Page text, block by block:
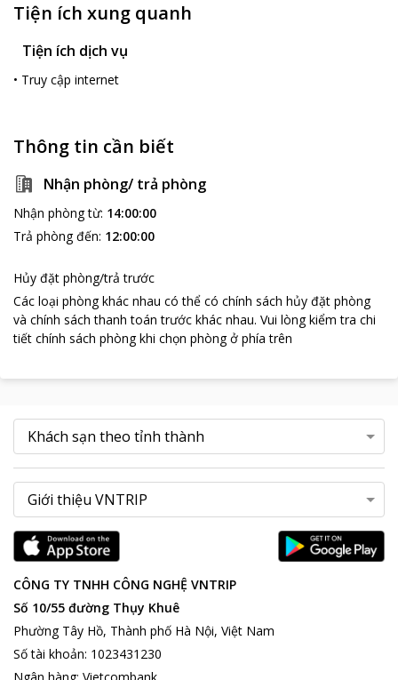
Tiện ích xung quanh
Tiện ích dịch vụ
• Truy cập internet
Thông tin cần biết
Nhận phòng/ trả phòng
Nhận phòng từ: 14:00:00
Trả phòng đến: 12:00:00
Hủy đặt phòng/trả trước
Các loại phòng khác nhau có thể có chính sách hủy đặt phòng
và chính sách thanh toán trước khác nhau. Vui lòng kiểm tra chi
tiết chính sách phòng khi chọn phòng ở phía trên
CÔNG TY TNHH CÔNG NGHỆ VNTRIP
Số 10/55 đường Thụy Khuê
Phường Tây Hồ, Thành phố Hà Nội, Việt Nam
Số tài khoản: 1023431230